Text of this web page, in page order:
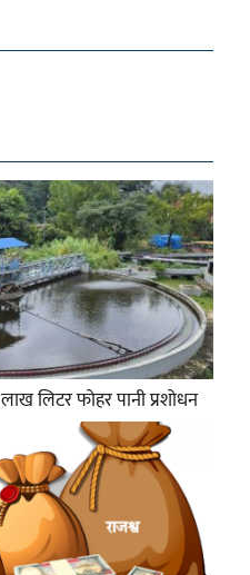
लिटर फोहर पानी प्रशोधन